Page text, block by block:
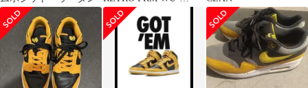
TANG CLAN